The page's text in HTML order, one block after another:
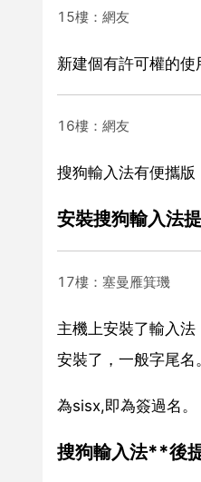
15樓：網友
新建個有許可權的使
16樓：網友
搜狗輸入法有便攜版
安裝搜狗輸入法
17樓：塞曼雁箕璣
主機上安裝了輸入
安裝了，一般字尾名。
為sisx,即為簽過名。
搜狗輸入法**後